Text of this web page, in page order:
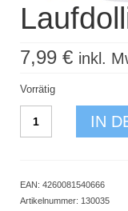
Log In / Mein
Products
7,99 € inkl.
Vorrätig
Kindergarten
IN
EAN: 4260081540666
Artikelnummer: 130035